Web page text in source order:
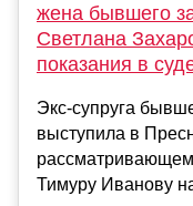
жена бывшего
Светлана
показания в
Экс-супруга
выступила в
рассматривающем
Тимуру Иванову